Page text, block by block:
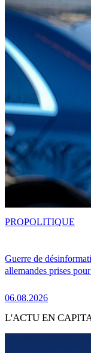
Guerre de
allemandes prises
06.08.2026
PROPOLITIQUE
L'ACTU EN